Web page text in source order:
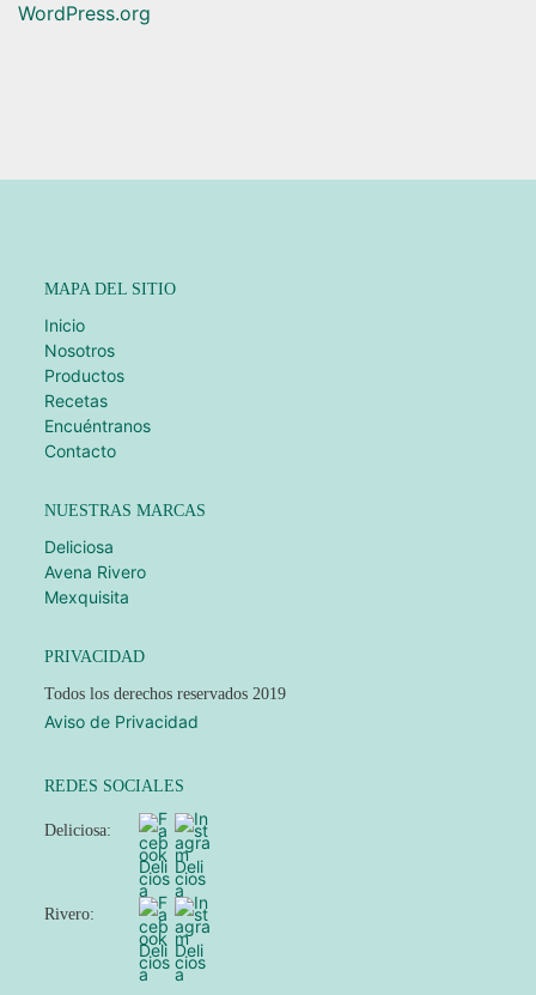
WordPress.org
MAPA DEL SITIO
Inicio
Nosotros
Productos
Recetas
Encuéntranos
Contacto
NUESTRAS MARCAS
Deliciosa
Avena Rivero
Mexquisita
PRIVACIDAD
Todos los derechos reservados 2019
Aviso de Privacidad
REDES SOCIALES
Deliciosa:
Rivero: